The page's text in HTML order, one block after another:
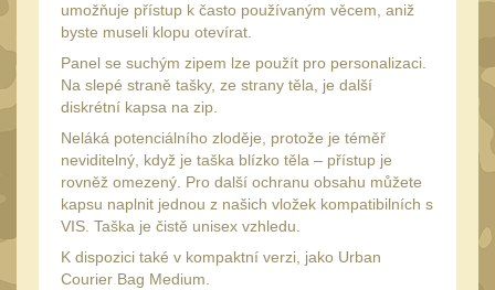
Předpažbí 56
Pre AK11
Pre M4/AR15
Ostatní 14
Pažby
Raily, lišty, krytky66
Přední rukojeti 50
umožňuje přístup k často používaným věcem, aniž
byste museli klopu otevírat.
Panel se suchým zipem lze použít pro personalizaci.
Na slepé straně tašky, ze strany těla, je další
diskrétní kapsa na zip.
Neláká potenciálního zloděje, protože je téměř
neviditelný, když je taška blízko těla – přístup je
rovněž omezený. Pro další ochranu obsahu můžete
kapsu naplnit jednou z našich vložek kompatibilních s
VIS. Taška je čistě unisex vzhledu.
K dispozici také v kompaktní verzi, jako Urban
Courier Bag Medium.